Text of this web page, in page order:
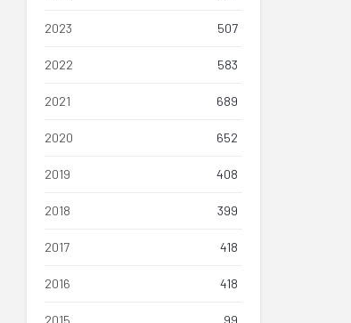
2023 507
2022 583
2021 689
2020 652
2019 408
2018 399
2017 418
2016 418
2015 99